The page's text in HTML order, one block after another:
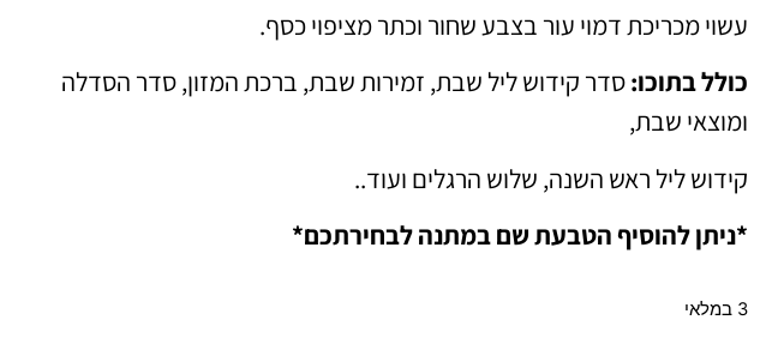
עשוי מכריכת דמוי עור בצבע שחור וכתר מציפוי כסף.
כולל בתוכו:סדר קידוש ליל שבת, זמירות שבת, ברכת המזון, סדר הסדלה
ומוצאי שבת,
קידוש ליל ראש השנה, שלוש הרגלים ועוד..
*ניתן להוסיף הטבעת שם במתנה לבחירתכם*
3 במלאי